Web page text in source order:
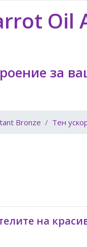
Oil
за
Bronze Тен
на